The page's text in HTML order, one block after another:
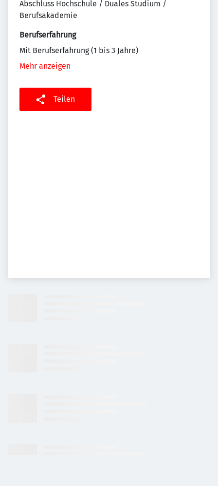
Abschluss Hochschule / Duales Studium /
Berufsakademie
Berufserfahrung
Mit Berufserfahrung (1 bis 3 Jahre)
Mehr anzeigen
Teilen